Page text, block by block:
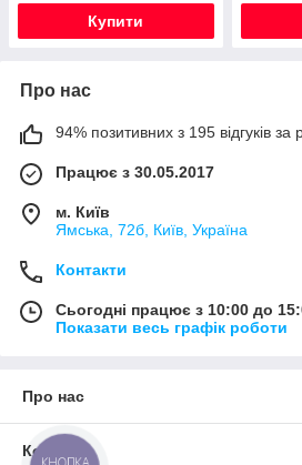
Купити
Про нас
94% позитивних з 195 відгуків за
Працює з 30.05.2017
м. Київ
Ямська, 72б, Київ, Україна
Контакти
Сьогодні працює з 10:00 до
Показати весь графік роботи
Про нас
Контакти